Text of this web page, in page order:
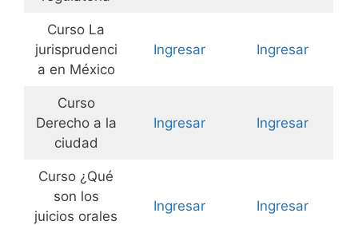
Curso La
jurisprudenci
a en México
Ingresar Ingresar
Curso
Derecho a la
ciudad
Ingresar Ingresar
Curso ¿Qué
son los
juicios orales
Ingresar Ingresar